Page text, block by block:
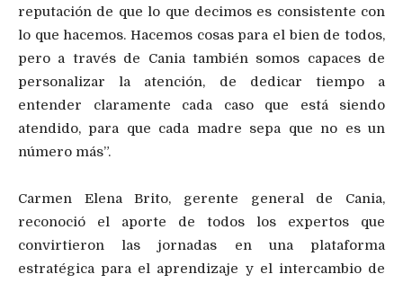
reputación de que lo que decimos es consistente con
lo que hacemos. Hacemos cosas para el bien de todos,
pero a través de Cania también somos capaces de
personalizar la atención, de dedicar tiempo a
entender claramente cada caso que está siendo
atendido, para que cada madre sepa que no es un
número más”.
Carmen Elena Brito, gerente general de Cania,
reconoció el aporte de todos los expertos que
convirtieron las jornadas en una plataforma
estratégica para el aprendizaje y el intercambio de